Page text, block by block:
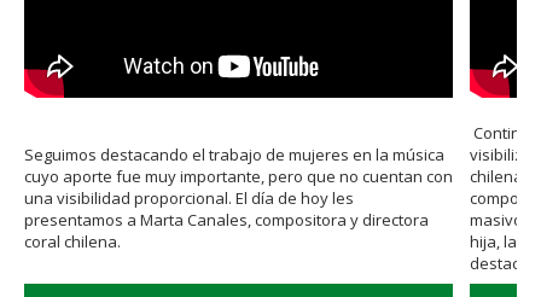
Seguimos destacando el trabajo de mujeres en la música
cuyo aporte fue muy importante, pero que no cuentan con
una visibilidad proporcional. El día de hoy les
presentamos a Marta Canales, compositora y directora
coral chilena.
chilena.
masivos
hija, la
destacar